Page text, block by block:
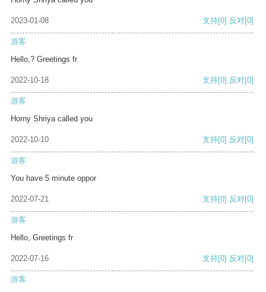
2023-01-08 支持[0] 反对[0]
游客
Hello,? Greetings fr
2022-10-18 支持[0] 反对[0]
游客
Horny Shriya called you
2022-10-10 支持[0] 反对[0]
游客
You have 5 minute oppor
2022-07-21 支持[0] 反对[0]
游客
Hello, Greetings fr
2022-07-16 支持[0] 反对[0]
游客